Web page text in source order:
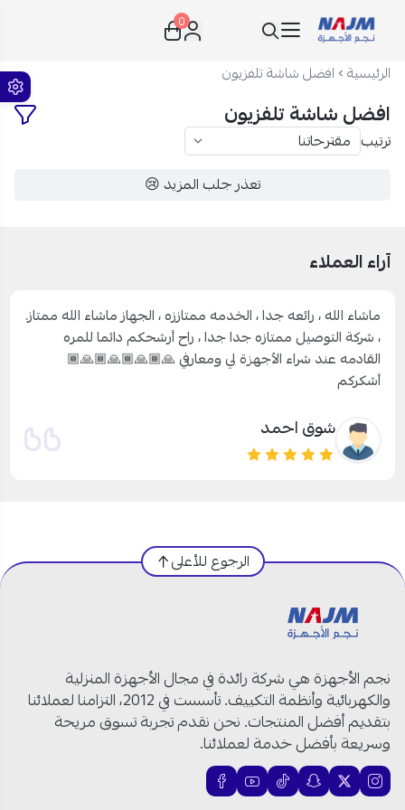
نجم الأجهزة
0
الرئيسية افضل شاشة تلفزيون
افضل شاشة تلفزيون
ترتيب
تعذر جلب المزيد 😢
آراء العملاء
ماشاء الله ، رائعه جدا ، الخدمه ممتاززه ، الجهاز ماشاء الله ممتاز.
، شركة التوصيل ممتازه جدا جدا ، راح أرشحكم دائما للمره
القادمه عند شراء الأجهزة لي ومعارفي 🙏🏾🙏🏾🙏🏾🙏🏾
أشكركم
شوق احمد
الرجوع للأعلى
نجم الأجهزة هي شركة رائدة في مجال الأجهزة المنزلية
والكهربائية وأنظمة التكييف. تأسست في 2012، التزامنا لعملائنا
بتقديم أفضل المنتجات. نحن نقدم تجربة تسوق مريحة
وسريعة بأفضل خدمة لعملائنا.